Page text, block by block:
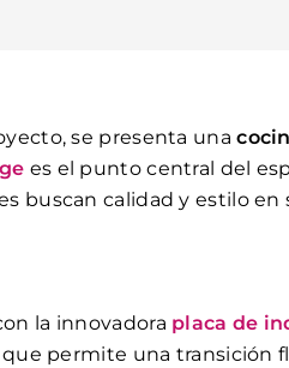
se presenta una
es el punto central del
buscan calidad y estilo en
la innovadora placa de
que permite una transición